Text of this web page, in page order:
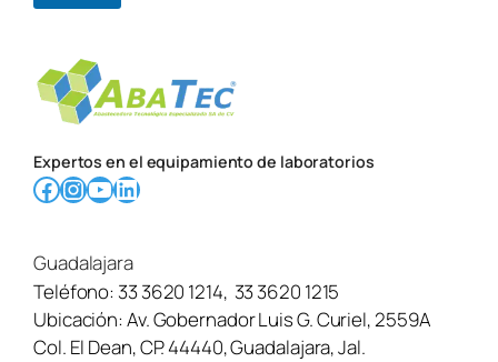
Expertos en el equipamiento de laboratorios
Facebook InstagramYouTube LinkedIn
Guadalajara
Teléfono:33 3620 1214, 33 3620 1215
Ubicación:Av. Gobernador Luis G. Curiel, 2559A
Col. El Dean, CP. 44440, Guadalajara, Jal.